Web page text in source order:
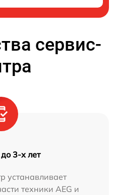
сервис-
3-х лет
устанавливает
техники AEG и